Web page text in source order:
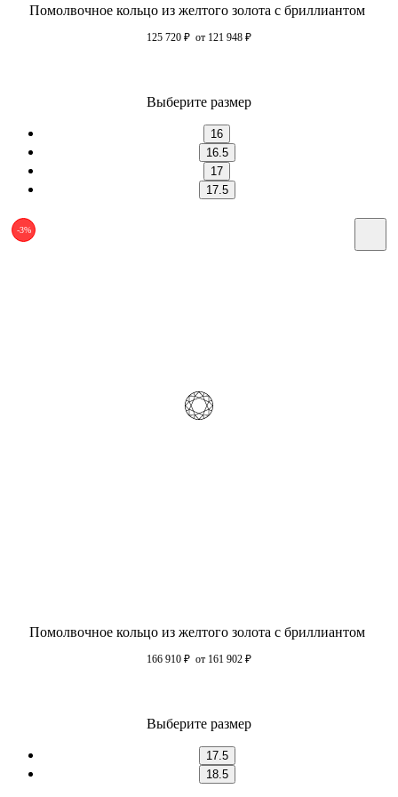
Помолвочное кольцо из желтого золота с бриллиантом
125 720 ₽ от 121 948 ₽
Выберите размер
16
16.5
17
17.5
-3%
Помолвочное кольцо из желтого золота с бриллиантом
166 910 ₽ от 161 902 ₽
Выберите размер
17.5
18.5